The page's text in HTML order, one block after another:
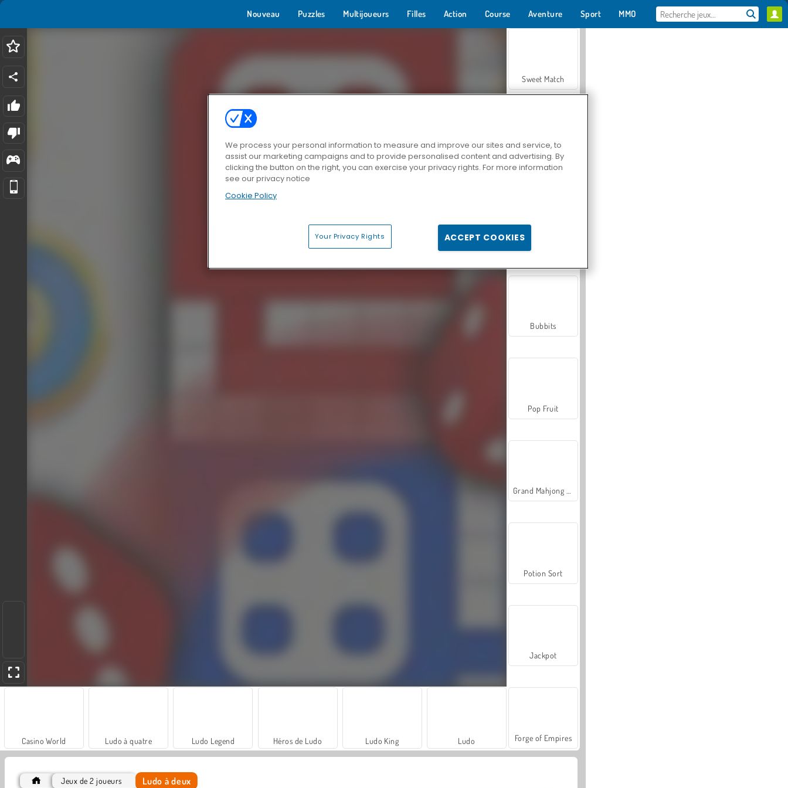
Nouveau Puzzles Multijoueurs Filles Action Course Aventure Sport MMO
Casino World Ludo à quatre Ludo Legend Héros de Ludo Ludo King Ludo
Sweet Match
Zen Solitaire
Farmerama
Bubbits
Pop Fruit
Potion Sort
Jackpot
Forge of Empires
Jeux de 2 joueurs Ludo à deux
We process your personal information to measure and improve our sites and service, to
assist our marketing campaigns and to provide personalised content and advertising. By
clicking the button on the right, you can exercise your privacy rights. For more information
see our privacy notice
Cookie Policy
Your Privacy Rights ACCEPT COOKIES